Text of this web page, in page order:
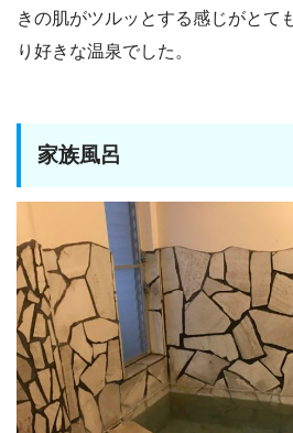
きの肌がツルッとする感じがとて
り好きな温泉でした。
家族風呂